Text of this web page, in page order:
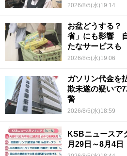
【青春のキセキ】
2026/8/5(水)19:14
お盆どうする？
省」にも影響
たなサービスも
2026/8/5(水)19:06
ガソリン代金
欺未遂の疑いで
警
2026/8/5(水)18:59
KSBニュース
月29日～8月4日